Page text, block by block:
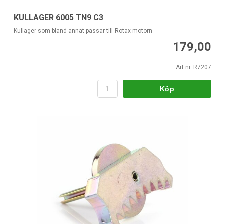
KULLAGER 6005 TN9 C3
Kullager som bland annat passar till Rotax motorn
179,00
Art nr. R7207
Köp